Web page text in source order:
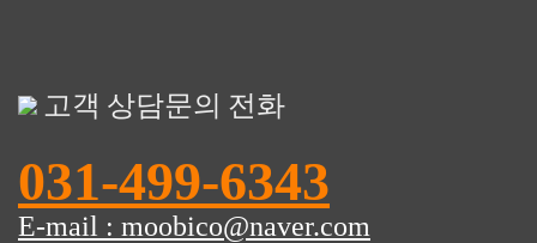
고객 상담문의 전화
031-499-6343
E-mail : moobico@naver.com